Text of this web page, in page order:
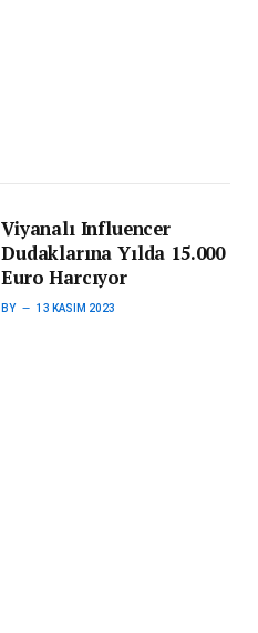
Viyanalı Influencer
Dudaklarına Yılda 15.000
Euro Harcıyor
BY 13 KASIM 2023